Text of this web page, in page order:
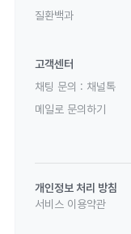
질환백과
고객센터
채팅 문의 : 채널톡
메일로 문의하기
개인정보 처리 방침
서비스 이용약관